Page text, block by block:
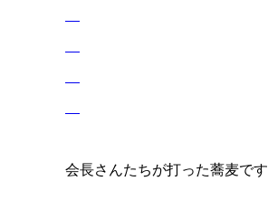
会長さんたちが打った蕎麦です